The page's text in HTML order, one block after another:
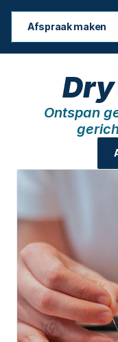
Afspraak maken
Ontspan